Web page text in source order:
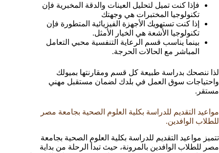
فإذا كنت تميل لتحليل العينات والدقة المخبرية فإن
تكنولوجيا المختبرات هي وجهتك
إذا كنت تستهويك الأجهزة الفيزيائية المتطورة فإن
تكنولوجيا الأشعة هي الخيار الأمثل.
بينما يناسب قسم الرعاية التنفسية محبي التعامل
المباشر مع الحالات الحرجة.
لذا ننصحك بدراسة طبيعة كل قسم ومقارنتها بميولك
واحتياجات سوق العمل في بلدك لضمان مستقبل مهني
مستقر.
مواعيد التقديم للدراسة بكلية العلوم الصحية بجامعة مصر
للطلاب الوافدين.
تتميز مواعيد التقديم للدراسة بكلية العلوم الصحية بجامعة
مصر للطلاب الوافدين بالمرونة، حيث تبدأ الرحلة من بداية